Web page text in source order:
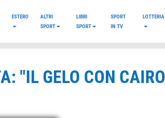
ESTERO
ALTRI
SPORT
LIBRI
SPORT
SPORT
IN TV
LOTTERIA
"IL GELO CON CAIRO